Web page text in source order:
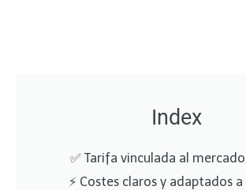
Index
✅ Tarifa vinculada al mercado
⚡ Costes claros y adaptados